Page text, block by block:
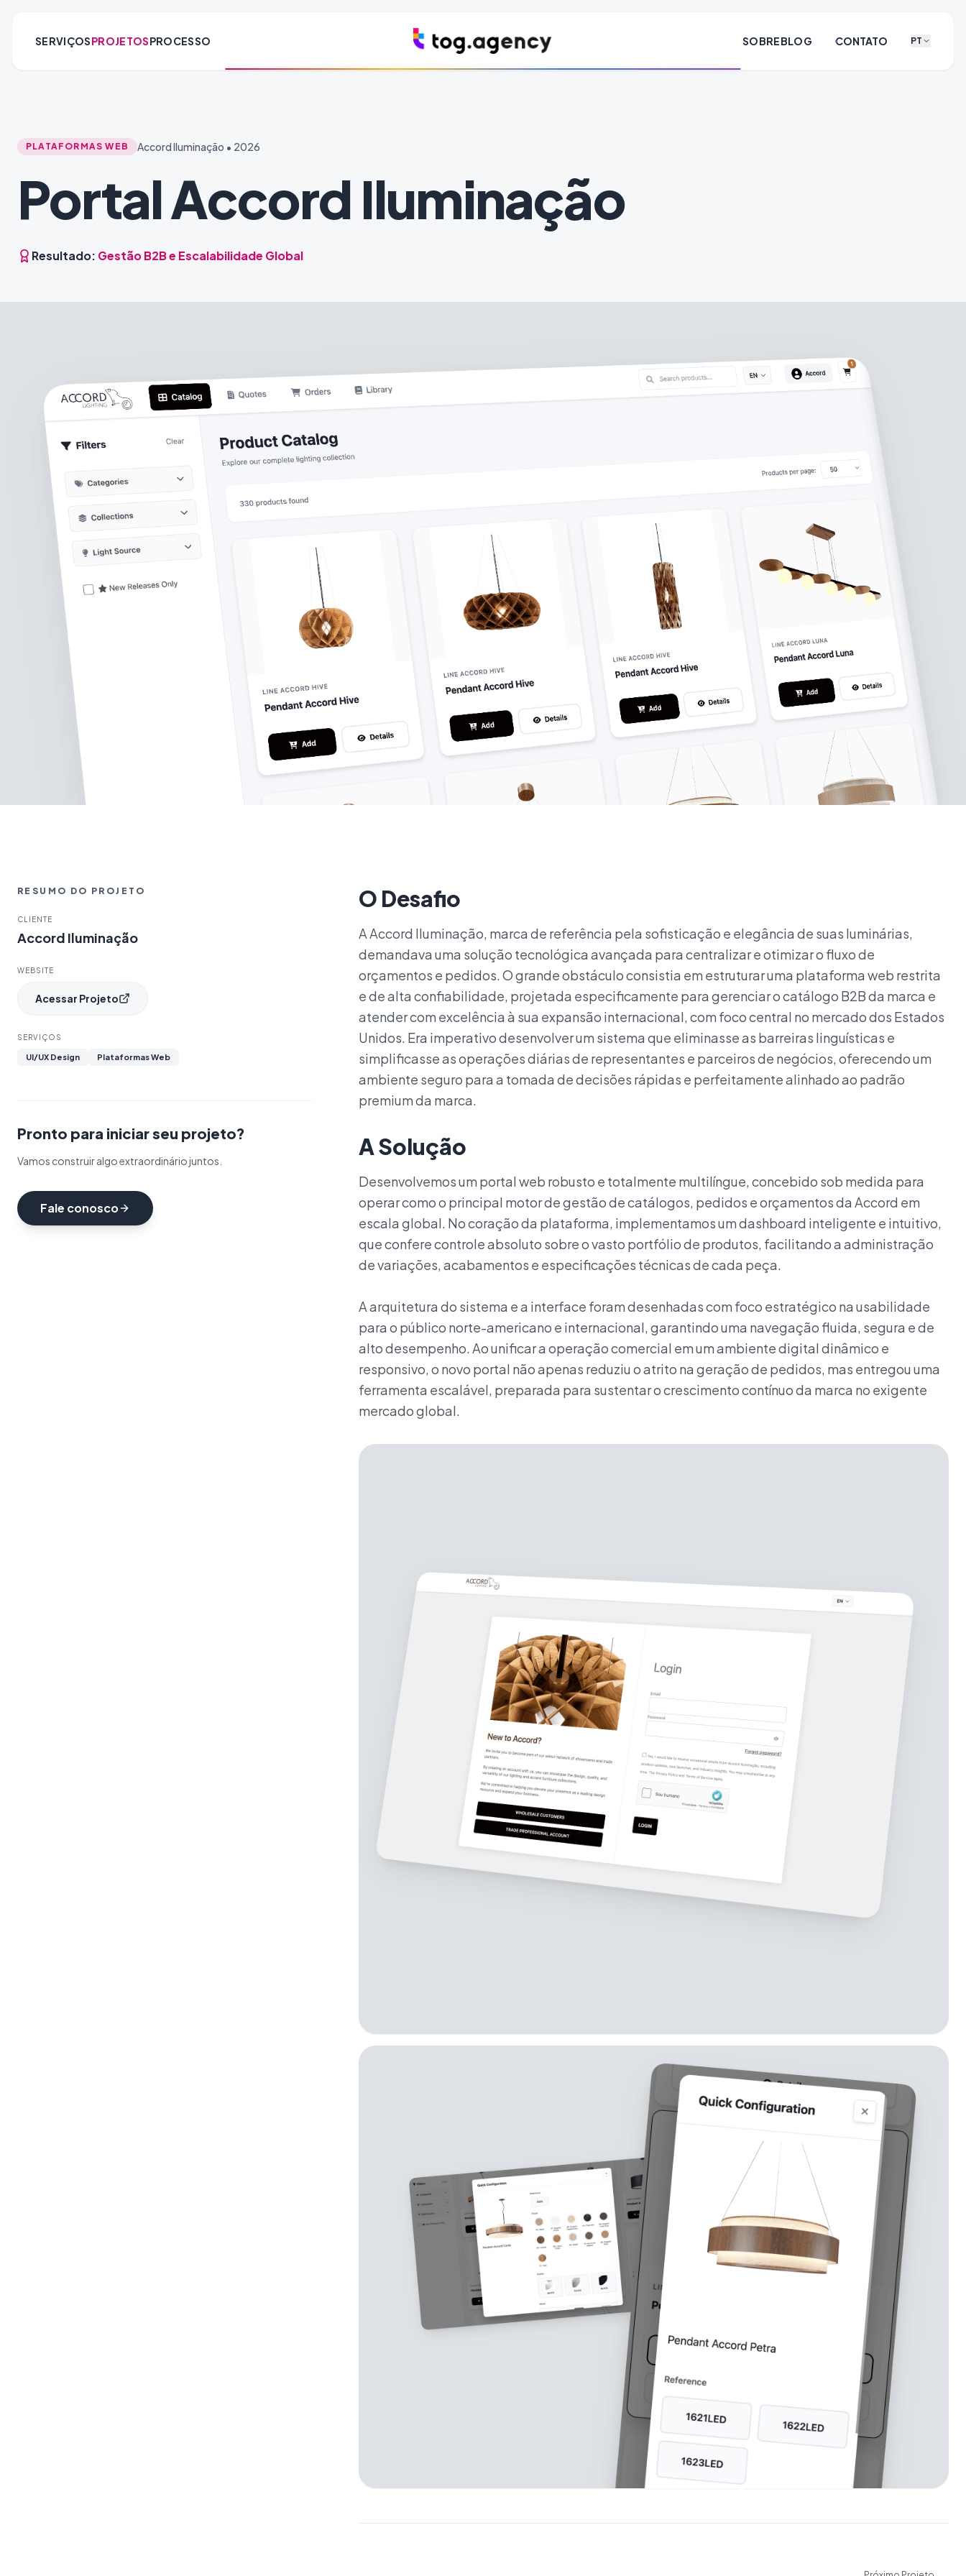
SERVIÇOSPROJETOSPROCESSO SOBREBLOG CONTATO PT
PLATAFORMAS WEB Accord Iluminação • 2026
Portal Accord Iluminação
Resultado: Gestão B2B e Escalabilidade Global
RESUMO DO PROJETO
CLIENTE
Accord Iluminação
WEBSITE
Acessar Projeto
SERVIÇOS
UI/UX Design Plataformas Web
Pronto para iniciar seu projeto?
Vamos construir algo extraordinário juntos.
Fale conosco
O Desafio
A Accord Iluminação, marca de referência pela sofisticação e elegância de suas luminárias,
demandava uma solução tecnológica avançada para centralizar e otimizar o fluxo de
orçamentos e pedidos. O grande obstáculo consistia em estruturar uma plataforma web restrita
e de alta confiabilidade, projetada especificamente para gerenciar o catálogo B2B da marca e
atender com excelência à sua expansão internacional, com foco central no mercado dos Estados
Unidos. Era imperativo desenvolver um sistema que eliminasse as barreiras linguísticas e
simplificasse as operações diárias de representantes e parceiros de negócios, oferecendo um
ambiente seguro para a tomada de decisões rápidas e perfeitamente alinhado ao padrão
premium da marca.
A Solução
Desenvolvemos um portal web robusto e totalmente multilíngue, concebido sob medida para
operar como o principal motor de gestão de catálogos, pedidos e orçamentos da Accord em
escala global. No coração da plataforma, implementamos um dashboard inteligente e intuitivo,
que confere controle absoluto sobre o vasto portfólio de produtos, facilitando a administração
de variações, acabamentos e especificações técnicas de cada peça.
A arquitetura do sistema e a interface foram desenhadas com foco estratégico na usabilidade
para o público norte-americano e internacional, garantindo uma navegação fluida, segura e de
alto desempenho. Ao unificar a operação comercial em um ambiente digital dinâmico e
responsivo, o novo portal não apenas reduziu o atrito na geração de pedidos, mas entregou uma
ferramenta escalável, preparada para sustentar o crescimento contínuo da marca no exigente
mercado global.